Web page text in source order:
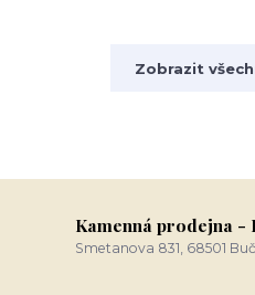
Zobrazit
Kamenná prodejna -
Smetanova 831, 68501